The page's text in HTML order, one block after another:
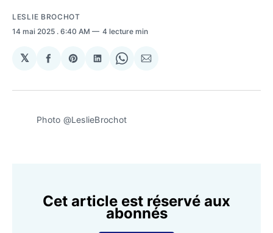
LESLIE BROCHOT
14 mai 2025 . 6:40 AM 4 lecture min
𝕏
Partager
Facebook
Share
Pinterest
Partager
LinkedIn
Share
WhatsApp
Partager
Courriel
Photo @LeslieBrochot
Cet article est réservé aux
abonnés